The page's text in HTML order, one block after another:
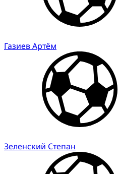
Газиев Артём
Зеленский Степан